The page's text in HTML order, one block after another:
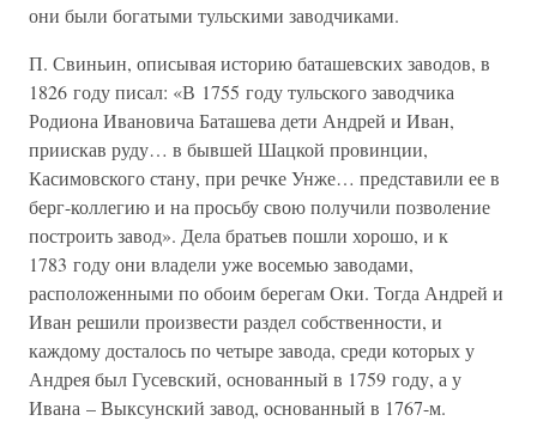
они были богатыми тульскими заводчиками.
П. Свиньин, описывая историю баташевских заводов, в
1826 году писал: «В 1755 году тульского заводчика
Родиона Ивановича Баташева дети Андрей и Иван,
приискав руду… в бывшей Шацкой провинции,
Касимовского стану, при речке Унже… представили ее в
берг-коллегию и на просьбу свою получили позволение
построить завод». Дела братьев пошли хорошо, и к
1783 году они владели уже восемью заводами,
расположенными по обоим берегам Оки. Тогда Андрей и
Иван решили произвести раздел собственности, и
каждому досталось по четыре завода, среди которых у
Андрея был Гусевский, основанный в 1759 году, а у
Ивана – Выксунский завод, основанный в 1767-м.